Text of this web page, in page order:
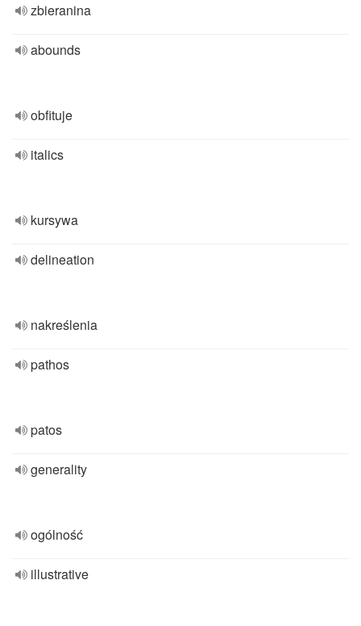
zbieranina
abounds
obfituje
italics
kursywa
delineation
nakreślenia
pathos
patos
generality
ogólność
illustrative